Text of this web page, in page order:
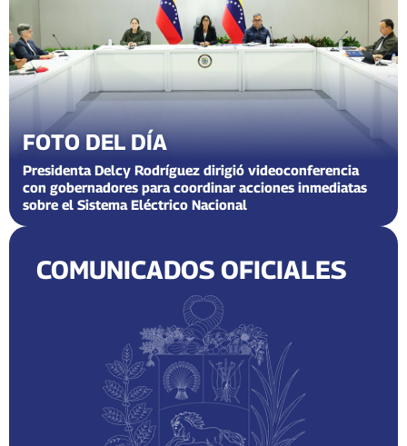
COMUNICADOS OFICIALES
FOTO DEL DÍA
Presidenta Delcy Rodríguez dirigió videoconferencia
con gobernadores para coordinar acciones inmediatas
sobre el Sistema Eléctrico Nacional